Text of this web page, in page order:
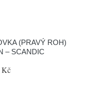
(PRAVÝ ROH)
– SCANDIC
Kč